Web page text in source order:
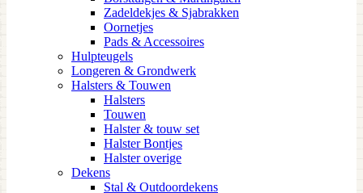
Zadeldekjes & Sjabrakken
Oornetjes
Pads & Accessoires
Hulpteugels
Longeren & Grondwerk
Halsters & Touwen
Halsters
Touwen
Halster & touw set
Halster Bontjes
Halster overige
Dekens
Stal & Outdoordekens